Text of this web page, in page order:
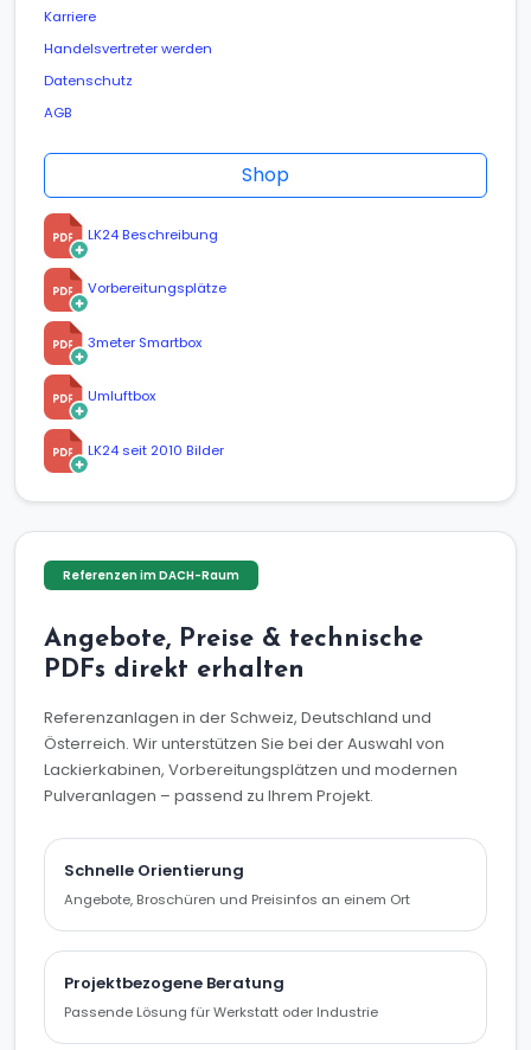
Karriere
Handelsvertreter werden
Datenschutz
AGB
Shop
LK24 Beschreibung
Vorbereitungsplätze
3meter Smartbox
Umluftbox
LK24 seit 2010 Bilder
Referenzen im DACH-Raum
Angebote, Preise & technische
PDFs direkt erhalten
Referenzanlagen in der Schweiz, Deutschland und
Österreich. Wir unterstützen Sie bei der Auswahl von
Lackierkabinen, Vorbereitungsplätzen und modernen
Pulveranlagen – passend zu Ihrem Projekt.
Schnelle Orientierung
Angebote, Broschüren und Preisinfos an einem Ort
Projektbezogene Beratung
Passende Lösung für Werkstatt oder Industrie